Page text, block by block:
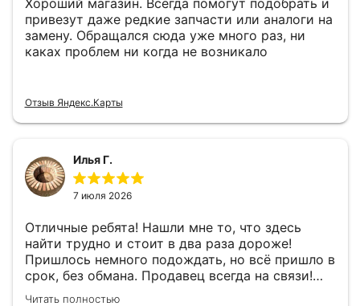
привезут даже редкие запчасти или аналоги на
замену. Обращался сюда уже много раз, ни
каках проблем ни когда не возникало
Отзыв Яндекс.Карты
Илья Г.
7 июля 2026
Отличные ребята! Нашли мне то, что здесь
найти трудно и стоит в два раза дороже!
Пришлось немного подождать, но всё пришло в
срок, без обмана. Продавец всегда на связи!
Буду ещё обращаться! 👍
Читать полностью